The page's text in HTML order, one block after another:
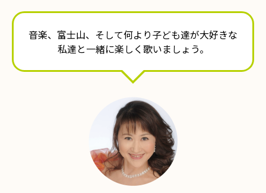
音楽、富士山、そして何より子ども達が大好きな
私達と一緒に楽しく歌いましょう。